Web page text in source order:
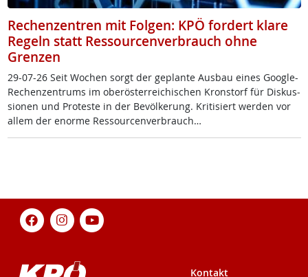
Rechenzentren mit Folgen: KPÖ fordert klare
Regeln statt Ressourcenverbrauch ohne
Grenzen
29-07-26 Seit Wo­chen sorgt der ge­plan­te Aus­bau ei­nes Goog­le-
Re­chen­zen­trums im ober­ös­t­er­rei­chi­schen Kron­s­torf für Dis­kus­
sio­nen und Pro­tes­te in der Be­völ­ke­rung. Kri­ti­siert wer­den vor
al­lem der enor­me Res­sour­cen­ver­brauch…
Kontakt